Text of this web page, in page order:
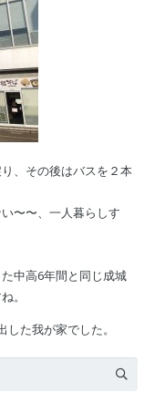
、その後はバスを２本
〜〜、一人暮らしす
中高6年間と同じ成城
。
た我が家でした。